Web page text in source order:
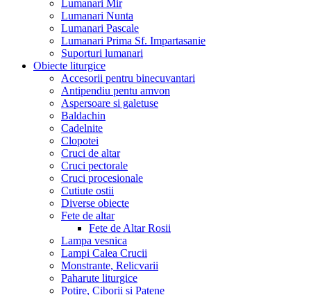
Lumanari Mir
Lumanari Nunta
Lumanari Pascale
Lumanari Prima Sf. Impartasanie
Suporturi lumanari
Obiecte liturgice
Accesorii pentru binecuvantari
Antipendiu pentu amvon
Aspersoare si galetuse
Baldachin
Cadelnite
Clopotei
Cruci de altar
Cruci pectorale
Cruci procesionale
Cutiute ostii
Diverse obiecte
Fete de altar
Fete de Altar Rosii
Lampa vesnica
Lampi Calea Crucii
Monstrante, Relicvarii
Paharute liturgice
Potire, Ciborii si Patene